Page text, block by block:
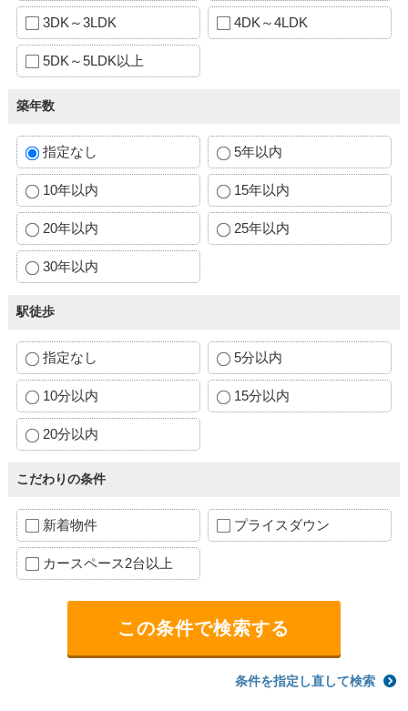
3DK～3LDK 4DK～4LDK
5DK～5LDK以上
築年数
指定なし 5年以内
10年以内 15年以内
20年以内 25年以内
30年以内
駅徒歩
指定なし 5分以内
10分以内 15分以内
20分以内
こだわりの条件
新着物件 プライスダウン
カースペース2台以上
条件を指定し直して検索